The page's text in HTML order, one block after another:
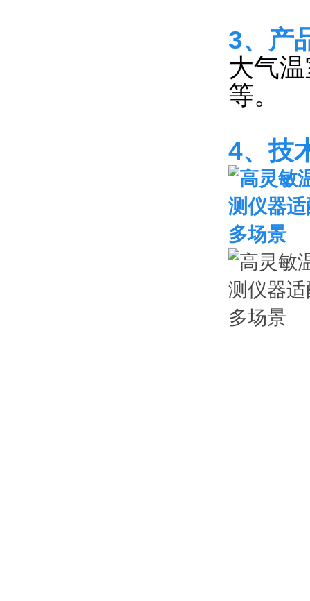
3、产
大气
等。
4、技